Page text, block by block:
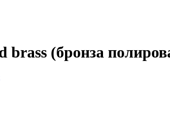
(бронза